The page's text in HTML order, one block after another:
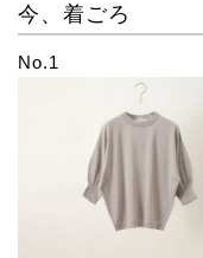
今、着ごろ
No.1